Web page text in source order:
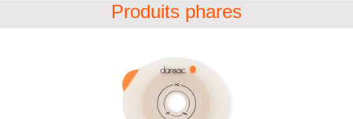
Produits phares